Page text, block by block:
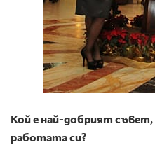
Кой е най-добрият съвет,
работата си?